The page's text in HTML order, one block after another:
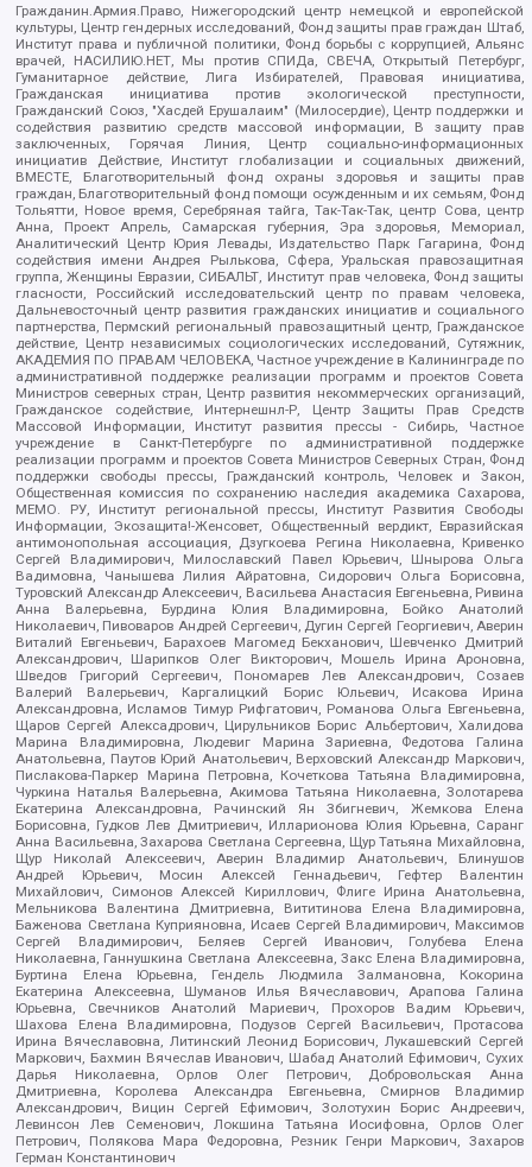
Гражданин.Армия.Право, Нижегородский центр немецкой и европейской
культуры, Центр гендерных исследований, Фонд защиты прав граждан Штаб,
Институт права и публичной политики, Фонд борьбы с коррупцией, Альянс
врачей, НАСИЛИЮ.НЕТ, Мы против СПИДа, СВЕЧА, Открытый Петербург,
Гуманитарное действие, Лига Избирателей, Правовая инициатива,
Гражданская инициатива против экологической преступности,
Гражданский Союз, "Хасдей Ерушалаим" (Милосердие), Центр поддержки и
содействия развитию средств массовой информации, В защиту прав
заключенных, Горячая Линия, Центр социально-информационных
инициатив Действие, Институт глобализации и социальных движений,
ВМЕСТЕ, Благотворительный фонд охраны здоровья и защиты прав
граждан, Благотворительный фонд помощи осужденным и их семьям, Фонд
Тольятти, Новое время, Серебряная тайга, Так-Так-Так, центр Сова, центр
Анна, Проект Апрель, Самарская губерния, Эра здоровья, Мемориал,
Аналитический Центр Юрия Левады, Издательство Парк Гагарина, Фонд
содействия имени Андрея Рылькова, Сфера, Уральская правозащитная
группа, Женщины Евразии, СИБАЛЬТ, Институт прав человека, Фонд защиты
гласности, Российский исследовательский центр по правам человека,
Дальневосточный центр развития гражданских инициатив и социального
партнерства, Пермский региональный правозащитный центр, Гражданское
действие, Центр независимых социологических исследований, Сутяжник,
АКАДЕМИЯ ПО ПРАВАМ ЧЕЛОВЕКА, Частное учреждение в Калининграде по
административной поддержке реализации программ и проектов Совета
Министров северных стран, Центр развития некоммерческих организаций,
Гражданское содействие, Интернешнл-Р, Центр Защиты Прав Средств
Массовой Информации, Институт развития прессы - Сибирь, Частное
учреждение в Санкт-Петербурге по административной поддержке
реализации программ и проектов Совета Министров Северных Стран, Фонд
поддержки свободы прессы, Гражданский контроль, Человек и Закон,
Общественная комиссия по сохранению наследия академика Сахарова,
МЕМО. РУ, Институт региональной прессы, Институт Развития Свободы
Информации, Экозащита!-Женсовет, Общественный вердикт, Евразийская
антимонопольная ассоциация, Дзугкоева Регина Николаевна, Кривенко
Сергей Владимирович, Милославский Павел Юрьевич, Шнырова Ольга
Вадимовна, Чанышева Лилия Айратовна, Сидорович Ольга Борисовна,
Туровский Александр Алексеевич, Васильева Анастасия Евгеньевна, Ривина
Анна Валерьевна, Бурдина Юлия Владимировна, Бойко Анатолий
Николаевич, Пивоваров Андрей Сергеевич, Дугин Сергей Георгиевич, Аверин
Виталий Евгеньевич, Барахоев Магомед Бекханович, Шевченко Дмитрий
Александрович, Шарипков Олег Викторович, Мошель Ирина Ароновна,
Шведов Григорий Сергеевич, Пономарев Лев Александрович, Созаев
Валерий Валерьевич, Каргалицкий Борис Юльевич, Исакова Ирина
Александровна, Исламов Тимур Рифгатович, Романова Ольга Евгеньевна,
Щаров Сергей Алексадрович, Цирульников Борис Альбертович, Халидова
Марина Владимировна, Людевиг Марина Зариевна, Федотова Галина
Анатольевна, Паутов Юрий Анатольевич, Верховский Александр Маркович,
Пислакова-Паркер Марина Петровна, Кочеткова Татьяна Владимировна,
Чуркина Наталья Валерьевна, Акимова Татьяна Николаевна, Золотарева
Екатерина Александровна, Рачинский Ян Збигневич, Жемкова Елена
Борисовна, Гудков Лев Дмитриевич, Илларионова Юлия Юрьевна, Саранг
Анна Васильевна, Захарова Светлана Сергеевна, Щур Татьяна Михайловна,
Щур Николай Алексеевич, Аверин Владимир Анатольевич, Блинушов
Андрей Юрьевич, Мосин Алексей Геннадьевич, Гефтер Валентин
Михайлович, Симонов Алексей Кириллович, Флиге Ирина Анатольевна,
Мельникова Валентина Дмитриевна, Вититинова Елена Владимировна,
Баженова Светлана Куприяновна, Исаев Сергей Владимирович, Максимов
Сергей Владимирович, Беляев Сергей Иванович, Голубева Елена
Николаевна, Ганнушкина Светлана Алексеевна, Закс Елена Владимировна,
Буртина Елена Юрьевна, Гендель Людмила Залмановна, Кокорина
Екатерина Алексеевна, Шуманов Илья Вячеславович, Арапова Галина
Юрьевна, Свечников Анатолий Мариевич, Прохоров Вадим Юрьевич,
Шахова Елена Владимировна, Подузов Сергей Васильевич, Протасова
Ирина Вячеславовна, Литинский Леонид Борисович, Лукашевский Сергей
Маркович, Бахмин Вячеслав Иванович, Шабад Анатолий Ефимович, Сухих
Дарья Николаевна, Орлов Олег Петрович, Добровольская Анна
Дмитриевна, Королева Александра Евгеньевна, Смирнов Владимир
Александрович, Вицин Сергей Ефимович, Золотухин Борис Андреевич,
Левинсон Лев Семенович, Локшина Татьяна Иосифовна, Орлов Олег
Петрович, Полякова Мара Федоровна, Резник Генри Маркович, Захаров
Герман Константинович